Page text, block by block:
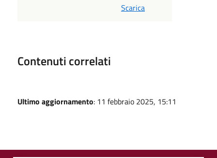
Scarica
Contenuti correlati
Ultimo aggiornamento: 11 febbraio 2025, 15:11